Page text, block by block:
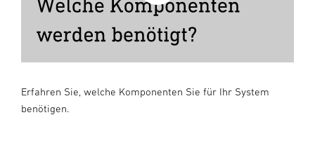
Erfahren Sie, welche Komponenten Sie für Ihr System
benötigen.